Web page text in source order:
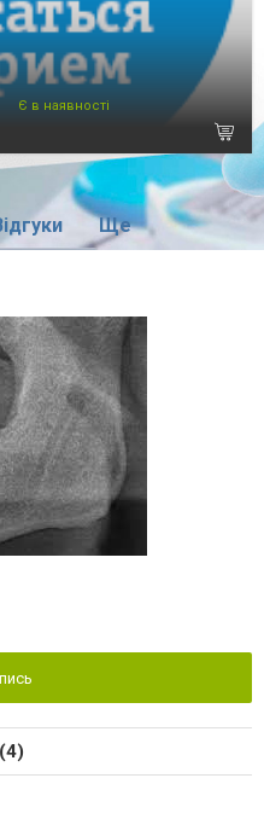
Є в наявності
Ще